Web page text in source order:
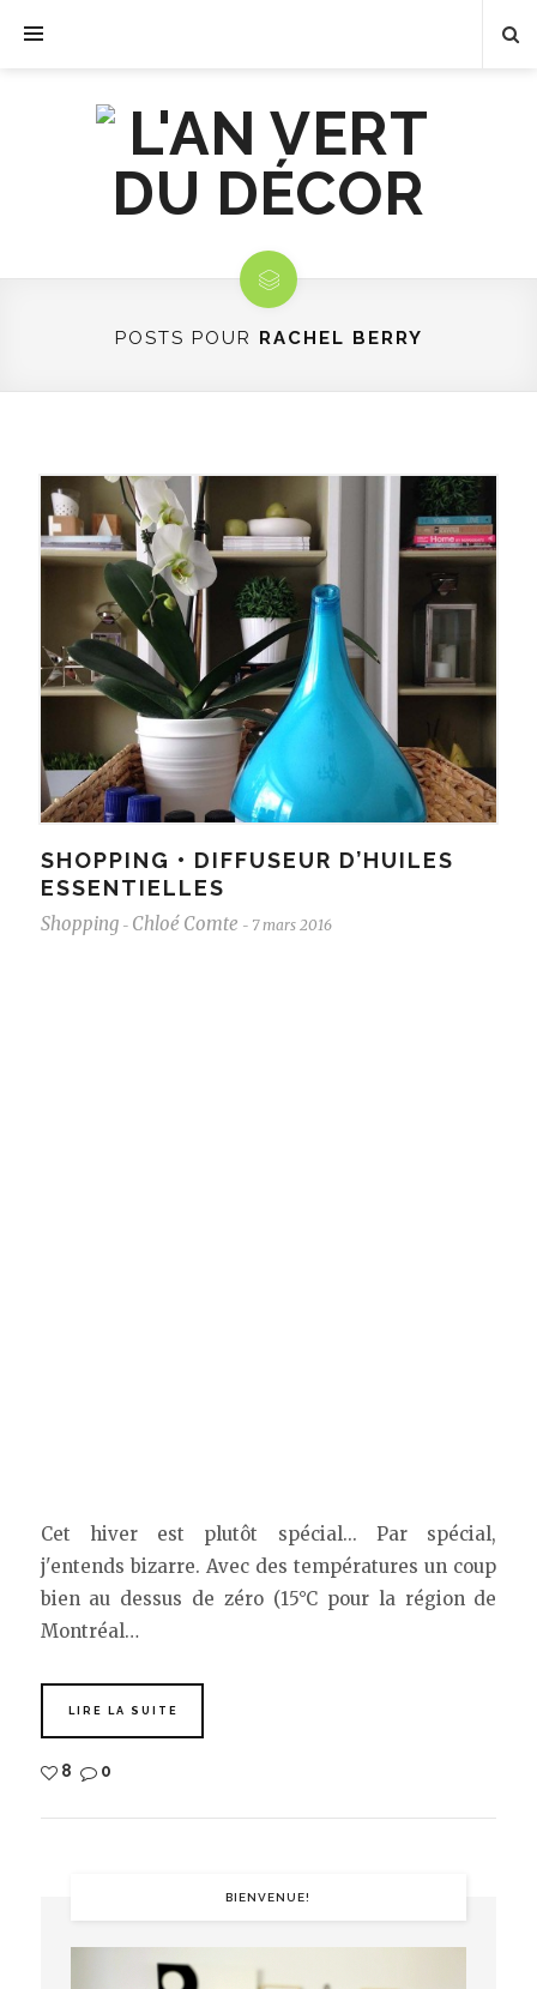
POSTS POUR RACHEL BERRY
SHOPPING • DIFFUSEUR D’HUILES
ESSENTIELLES
Shopping - Chloé Comte - 7 mars 2016
Cet hiver est plutôt spécial... Par spécial,
j'entends bizarre. Avec des températures un coup
bien au dessus de zéro (15°C pour la région de
Montréal…
LIRE LA SUITE
8 0
BIENVENUE!